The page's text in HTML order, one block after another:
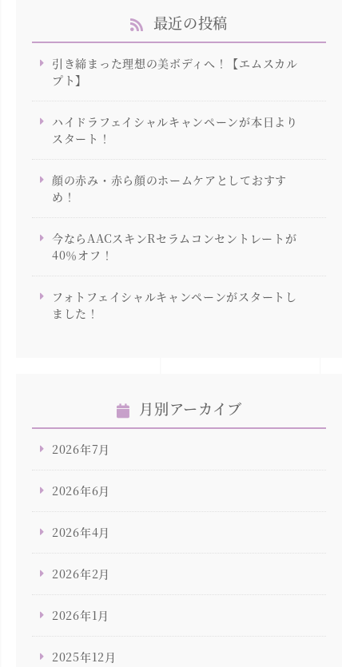
最近の投稿
引き締まった理想の美ボディへ！【エムスカル
プト】
ハイドラフェイシャルキャンペーンが本日より
スタート！
顔の赤み・赤ら顔のホームケアとしておすす
め！
今ならAACスキンRセラムコンセントレートが
40％オフ！
フォトフェイシャルキャンペーンがスタートし
ました！
月別アーカイブ
2026年7月
2026年6月
2026年4月
2026年2月
2026年1月
2025年12月